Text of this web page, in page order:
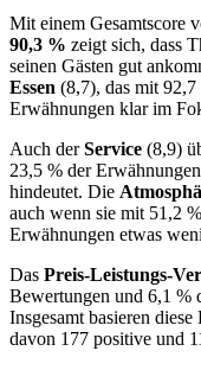
Mit einem Gesamtscore
90,3 % zeigt sich, dass
seinen Gästen gut
Essen (8,7), das mit
Erwähnungen klar im
Auch derService (8,9)
23,5 % der
hindeutet. Die
auch wenn sie mit 51,2
Erwähnungen etwas
Das Preis-Leistungs-
Bewertungen und 6,1 %
Insgesamt basieren
davon 177 positive und